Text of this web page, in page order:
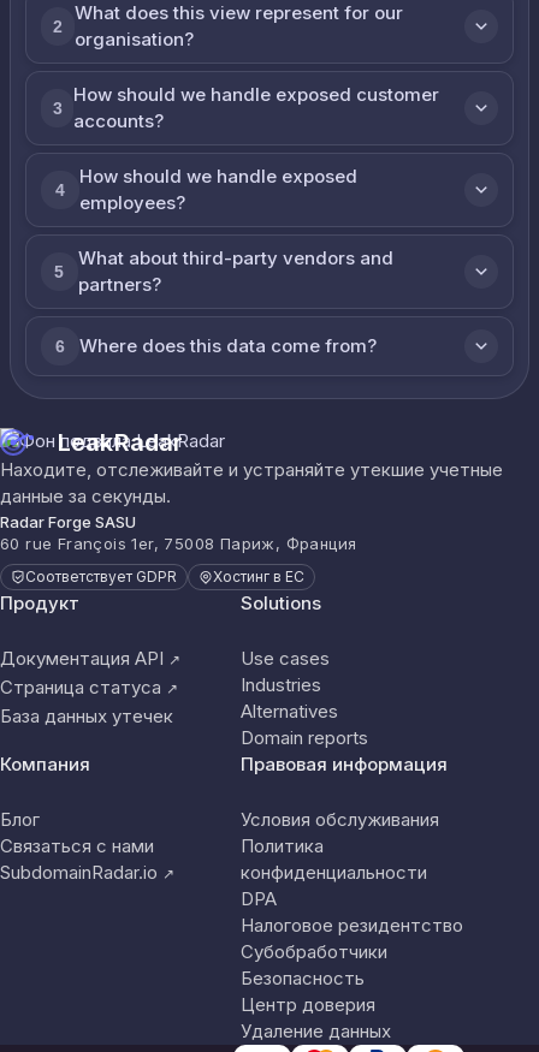
2
What does this view represent for our
organisation?
3
How should we handle exposed customer
accounts?
4
How should we handle exposed
employees?
5
What about third-party vendors and
partners?
6 Where does this data come from?
LeakRadar
Находите, отслеживайте и устраняйте утекшие учетные
данные за секунды.
Radar Forge SASU
60 rue François 1er, 75008 Париж, Франция
Соответствует GDPR Хостинг в ЕС
Продукт
Документация API ↗
Страница статуса ↗
База данных утечек
Solutions
Use cases
Industries
Alternatives
Domain reports
Компания
Блог
Связаться с нами
SubdomainRadar.io ↗
Правовая информация
Условия обслуживания
Политика
конфиденциальности
DPA
Налоговое резидентство
Субобработчики
Безопасность
Центр доверия
Удаление данных